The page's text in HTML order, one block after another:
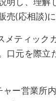
明し、理解
売(応相談)
メティック
口元を際立
ー営業所